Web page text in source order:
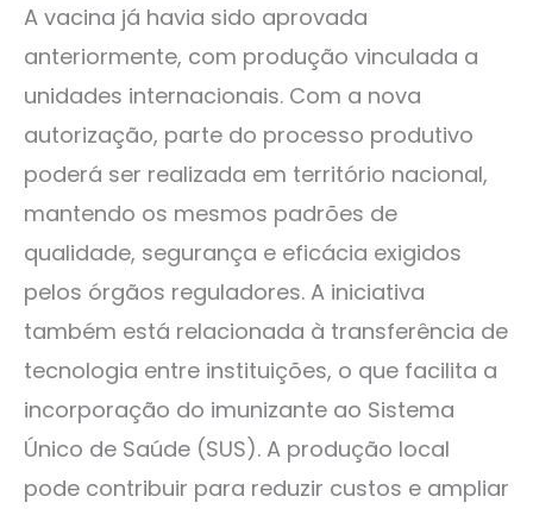
A vacina já havia sido aprovada
anteriormente, com produção vinculada a
unidades internacionais. Com a nova
autorização, parte do processo produtivo
poderá ser realizada em território nacional,
mantendo os mesmos padrões de
qualidade, segurança e eficácia exigidos
pelos órgãos reguladores. A iniciativa
também está relacionada à transferência de
tecnologia entre instituições, o que facilita a
incorporação do imunizante ao Sistema
Único de Saúde (SUS). A produção local
pode contribuir para reduzir custos e ampliar